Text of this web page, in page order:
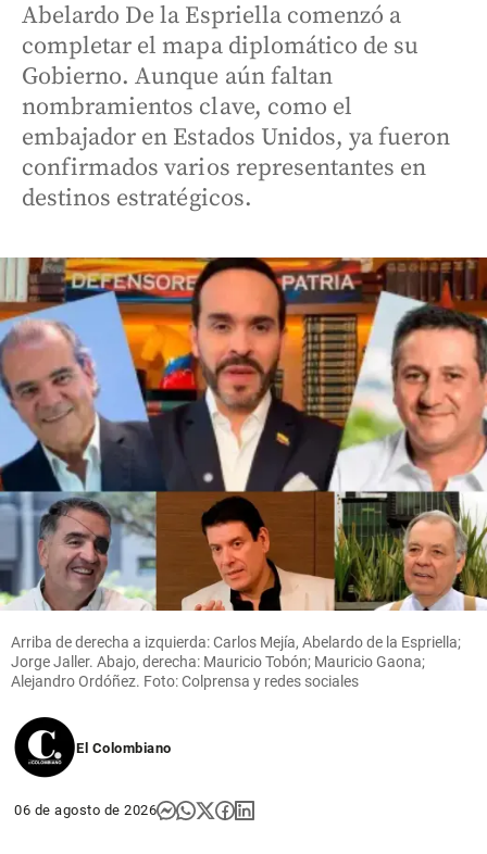
Abelardo De la Espriella comenzó a
completar el mapa diplomático de su
Gobierno. Aunque aún faltan
nombramientos clave, como el
embajador en Estados Unidos, ya fueron
confirmados varios representantes en
destinos estratégicos.
Arriba de derecha a izquierda: Carlos Mejía, Abelardo de la Espriella;
Jorge Jaller. Abajo, derecha: Mauricio Tobón; Mauricio Gaona;
Alejandro Ordóñez. Foto: Colprensa y redes sociales
El Colombiano
06 de agosto de 2026